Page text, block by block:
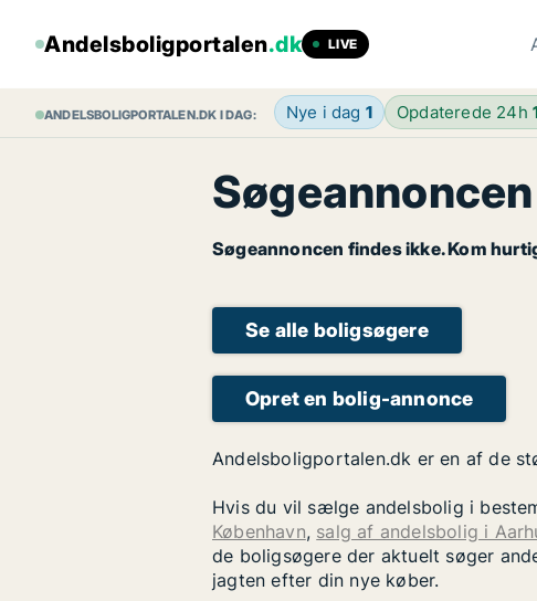
Andelsboligportalen.dk LIVE
ANDELSBOLIGPORTALEN.DK I DAG: Nye i dag 1 Opdaterede 24h
Søgeannoncen findes ikke. Kom
Se alle boligsøgere
Opret en bolig-annonce
Andelsboligportalen.dk er en af de
Hvis du vil sælge andelsbolig i
København, salg af andelsbolig i
de boligsøgere der aktuelt søger
jagten efter din nye køber.